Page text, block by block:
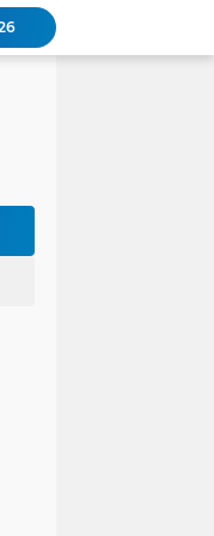
BNI Catat Fundamental Bisnis Kokoh di Bawah Danantara, Ditopang Pertumbuhan Kredit dan Kualitas Aset